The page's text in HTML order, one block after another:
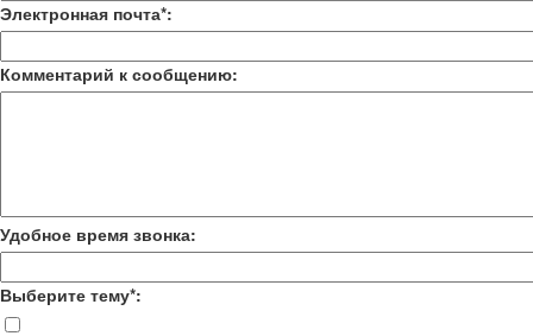
Электронная почта*:
Комментарий к сообщению:
Удобное время звонка:
Выберите тему*: